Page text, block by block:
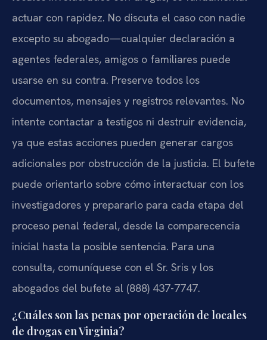
actuar con rapidez. No discuta el caso con nadie
excepto su abogado—cualquier declaración a
agentes federales, amigos o familiares puede
usarse en su contra. Preserve todos los
documentos, mensajes y registros relevantes. No
intente contactar a testigos ni destruir evidencia,
ya que estas acciones pueden generar cargos
adicionales por obstrucción de la justicia. El bufete
puede orientarlo sobre cómo interactuar con los
investigadores y prepararlo para cada etapa del
proceso penal federal, desde la comparecencia
inicial hasta la posible sentencia. Para una
consulta, comuníquese con el Sr. Sris y los
abogados del bufete al (888) 437-7747.
¿Cuáles son las penas por operación de locales
de drogas en Virginia?